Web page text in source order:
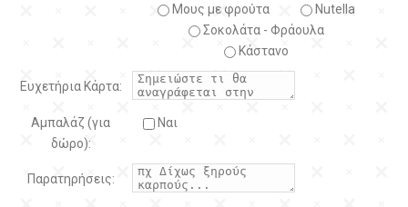
Μους με φρούτα
Nutella
Σοκολάτα - Φράουλα
Κάστανο
Ευχετήρια Κάρτα:
Αμπαλάζ (για
δώρο):
Ναι
Παρατηρήσεις: